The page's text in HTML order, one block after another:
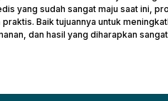
yang sudah sangat maju saat ini,
Baik tujuannya untuk
dan hasil yang diharapkan